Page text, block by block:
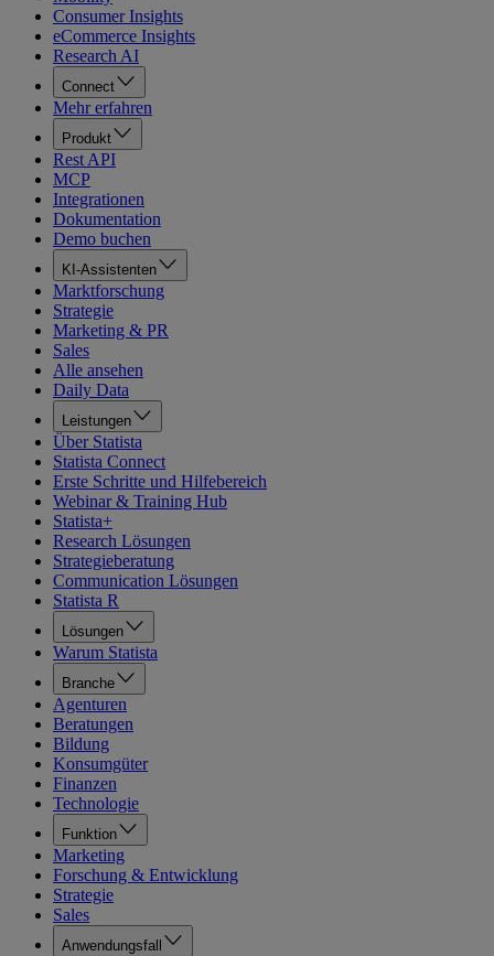
Consumer Insights
eCommerce Insights
Research AI
Connect
Mehr erfahren
Produkt
Rest API
MCP
Integrationen
Dokumentation
Demo buchen
KI-Assistenten
Marktforschung
Strategie
Marketing & PR
Sales
Alle ansehen
Daily Data
Leistungen
Über Statista
Statista Connect
Erste Schritte und Hilfebereich
Webinar & Training Hub
Statista+
Research Lösungen
Strategieberatung
Communication Lösungen
Statista R
Lösungen
Warum Statista
Branche
Agenturen
Beratungen
Bildung
Konsumgüter
Finanzen
Technologie
Funktion
Marketing
Forschung & Entwicklung
Strategie
Sales
Anwendungsfall